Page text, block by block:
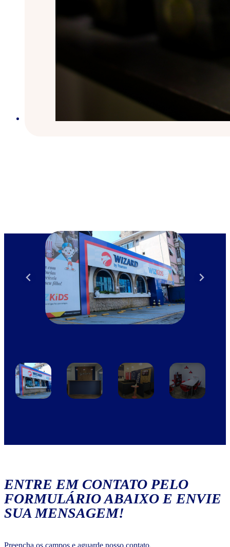
ENTRE EM CONTATO PELO
FORMULÁRIO ABAIXO E ENVIE
SUA MENSAGEM!